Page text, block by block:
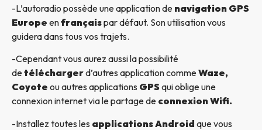
-L’autoradio possède une application de navigation GPS
Europe enfrançaispar défaut. Son utilisation vous
guidera dans tous vos trajets.
-Cependant vous aurez aussi la possibilité
detéléchargerd’autres application commeWaze,
Coyote ou autres applications GPSqui oblige une
connexion internet via le partage de connexion Wifi.
-Installez toutes les applications Android que vous